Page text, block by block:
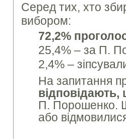
Серед тих, хто
вибором:
72,2%
25,4% – за П.
2,4% –
На запитання
П. Порошенко.
або